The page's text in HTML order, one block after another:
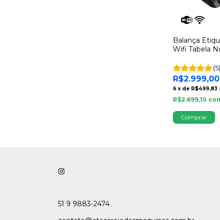
Balança
Wifi Tabela
R$2.999,00
6 x de R$499,83
R$2.699,10
51 9 9883-2474